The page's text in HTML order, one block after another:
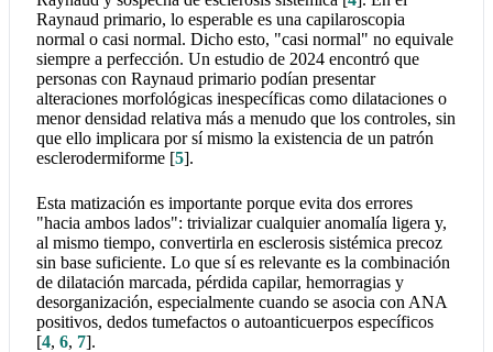
Raynaud primario, lo esperable es una capilaroscopia
normal o casi normal. Dicho esto, "casi normal" no equivale
siempre a perfección. Un estudio de 2024 encontró que
personas con Raynaud primario podían presentar
alteraciones morfológicas inespecíficas como dilataciones o
menor densidad relativa más a menudo que los controles, sin
que ello implicara por sí mismo la existencia de un patrón
esclerodermiforme [5].
Esta matización es importante porque evita dos errores
"hacia ambos lados": trivializar cualquier anomalía ligera y,
al mismo tiempo, convertirla en esclerosis sistémica precoz
sin base suficiente. Lo que sí es relevante es la combinación
de dilatación marcada, pérdida capilar, hemorragias y
desorganización, especialmente cuando se asocia con ANA
positivos, dedos tumefactos o autoanticuerpos específicos
[4, 6, 7].